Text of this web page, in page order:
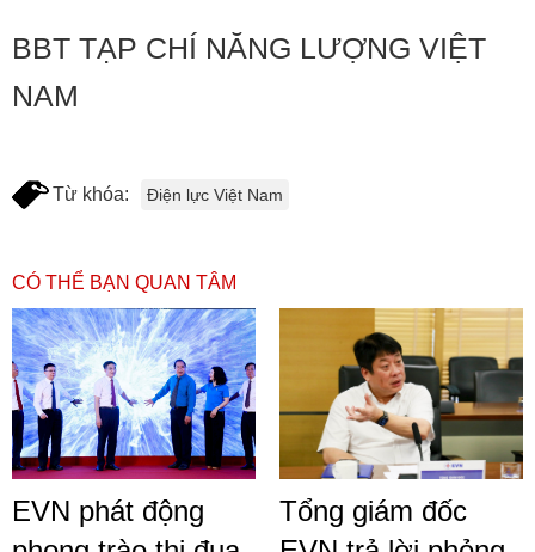
BBT TẠP CHÍ NĂNG LƯỢNG VIỆT
NAM
Từ khóa: Điện lực Việt Nam
CÓ THỂ BẠN QUAN TÂM
EVN phát động
Tổng giám đốc